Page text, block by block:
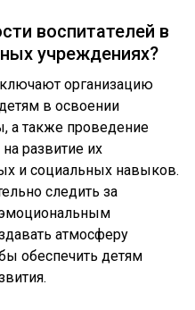
воспитателей в
учреждениях?
организацию
в освоении
а также проведение
развитие их
и социальных навыков.
следить за
атмосферу
обеспечить детям